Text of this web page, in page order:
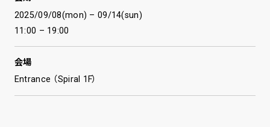
2025/09/08(mon) – 09/14(sun)
11:00 – 19:00
会場
Entrance （Spiral 1F）